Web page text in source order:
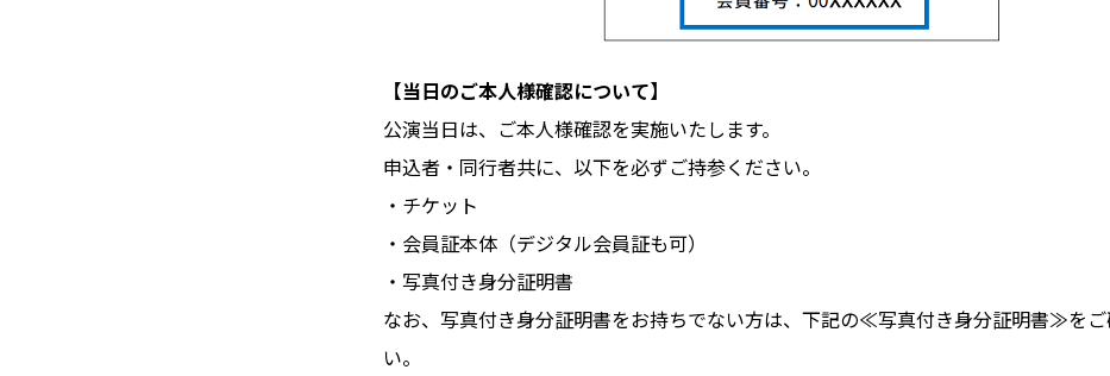
【当日のご本人様確認について】
公演当日は、ご本人様確認を実施いたします。
申込者・同行者共に、以下を必ずご持参ください。
・チケット
・会員証本体（デジタル会員証も可）
・写真付き身分証明書
なお、写真付き身分証明書をお持ちでない方は、下記の≪写真付き身分証明書≫をご
い。